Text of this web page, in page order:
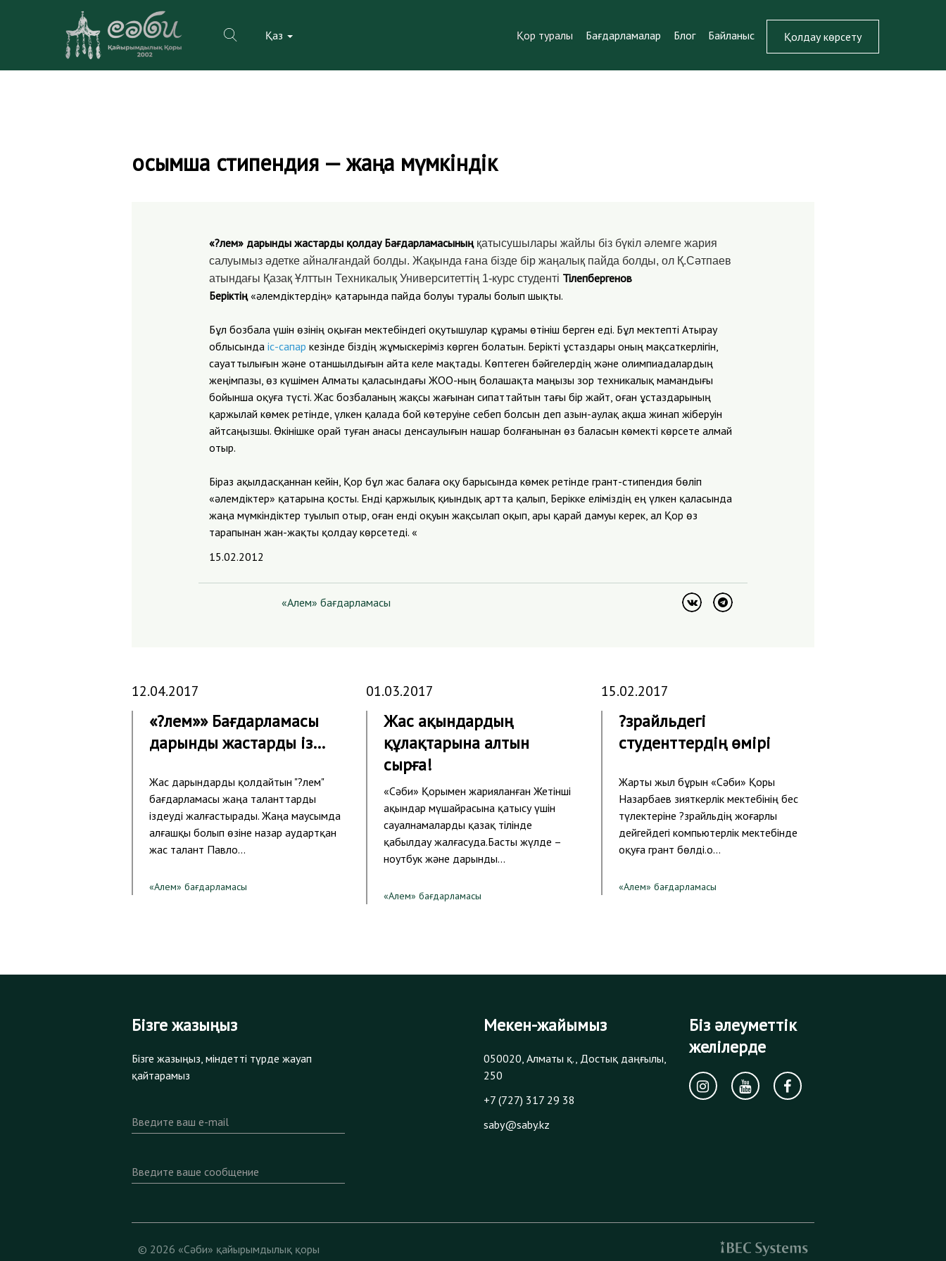
Қаз Қор туралы Бағдарламалар Блог Байланыс Қолдау көрсету
Қосымша стипендия — жаңа мүмкіндік
«?лем» дарынды жастарды қолдау Бағдарламасыныңқатысушылары жайлы біз бүкіл әлемге жария
салуымыз әдетке айналғандай болды. Жақында ғана бізде бір жаңалық пайда болды, ол Қ.Сәтпаев
атындағы Қазақ Ұлттын Техникалық Университеттің 1-курс студенті Тілепбергенов
Беріктің«әлемдіктердің» қатарында пайда болуы туралы болып шықты.
Бұл бозбала үшін өзінің оқыған мектебіндегі оқутышулар құрамы өтініш берген еді. Бұл мектепті Атырау
облысында іс-сапар кезінде біздің жұмыскеріміз көрген болатын. Берікті ұстаздары оның мақсаткерлігін,
сауаттылығын және отаншылдығын айта келе мақтады. Көптеген бәйгелердің және олимпиадалардың
жеңімпазы, өз күшімен Алматы қаласындағы ЖОО-ның болашақта маңызы зор техникалық мамандығы
бойынша оқуға түсті. Жас бозбаланың жақсы жағынан сипаттайтын тағы бір жайт, оған ұстаздарының
қаржылай көмек ретінде, үлкен қалада бой көтеруіне себеп болсын деп азын-аулақ ақша жинап жіберуін
айтсаңызшы. Өкінішке орай туған анасы денсаулығын нашар болғанынан өз баласын көмекті көрсете алмай
отыр.
Біраз ақылдасқаннан кейін, Қор бұл жас балаға оқу барысында көмек ретінде грант-стипендия бөліп
«әлемдіктер» қатарына қосты. Енді қаржылық қиындық артта қалып, Берікке еліміздің ең үлкен қаласында
жаңа мүмкіндіктер туылып отыр, оған енді оқуын жақсылап оқып, ары қарай дамуы керек, ал Қор өз
тарапынан жан-жақты қолдау көрсетеді. «
15.02.2012
«Алем» бағдарламасы
12.04.2017
«?лем»» Бағдарламасы
дарынды жастарды із…
Жас дарындарды қолдайтын "?лем"
бағдарламасы жаңа таланттарды
іздеуді жалғастырады. Жаңа маусымда
алғашқы болып өзіне назар аудартқан
жас талант Павло…
«Алем» бағдарламасы
01.03.2017
Жас ақындардың
құлақтарына алтын
сырға!
«Сәби» Қорымен жарияланған Жетінші
ақындар мүшайрасына қатысу үшін
сауалнамаларды қазақ тілінде
қабылдау жалғасуда.Басты жүлде –
ноутбук және дарынды…
«Алем» бағдарламасы
15.02.2017
?зрайльдегі
студенттердің өмірі
Жарты жыл бұрын «Сәби» Қоры
Назарбаев зияткерлік мектебінің бес
түлектеріне ?зрайльдің жоғарлы
дейгейдегі компьютерлік мектебінде
оқуға грант бөлді.о…
«Алем» бағдарламасы
Бізге жазыңыз
Бізге жазыңыз, міндетті түрде жауап
қайтарамыз
Введите ваш e-mail
Введите ваше сообщение
Мекен-жайымыз
050020, Алматы қ., Достық даңғылы,
250
+7 (727) 317 29 38
saby@saby.kz
Біз әлеуметтік
желілерде
© 2026 «Сәби» қайырымдылық қоры